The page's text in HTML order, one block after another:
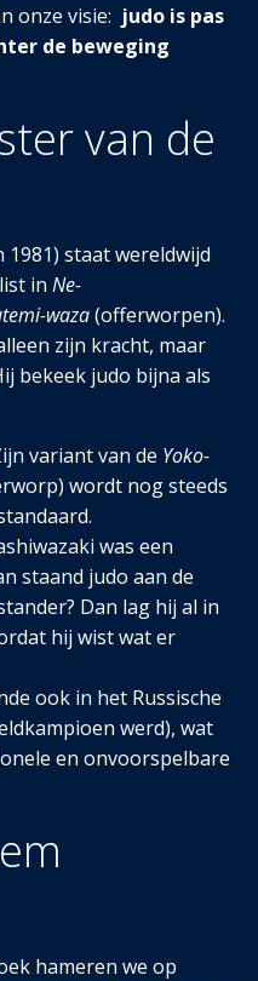
onze visie: judo is pas
de beweging
van de
1981) staat wereldwijd
in Ne-
waza(offerworpen).
zijn kracht, maar
bekeek judo bijna als
variant van de Yoko-
wordt nog steeds
was een
staand judo aan de
Dan lag hij al in
hij wist wat er
ook in het Russische
werd), wat
en onvoorspelbare
hameren we op